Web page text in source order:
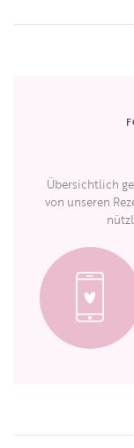
Übersichtlich
von unseren